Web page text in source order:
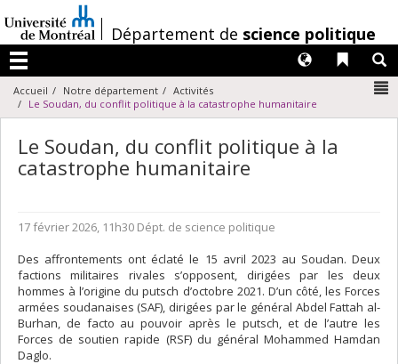
au
contenu
/Département de science politique
Menu
Liens
Langues
Accueil Notre département
Activités
Le Soudan, du conflit politique à la catastrophe humanitaire
Le Soudan, du conflit politique à la
catastrophe humanitaire
17 février 2026, 11h30 Dépt. de science politique
Des affrontements ont éclaté le 15 avril 2023 au Soudan. Deux
factions militaires rivales s’opposent, dirigées par les deux
hommes à l’origine du putsch d’octobre 2021. D’un côté, les Forces
armées soudanaises (SAF), dirigées par le général Abdel Fattah al-
Burhan, de facto au pouvoir après le putsch, et de l’autre les
Forces de soutien rapide (RSF) du général Mohammed Hamdan
Daglo.